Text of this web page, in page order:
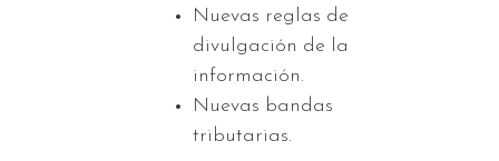
Nuevas reglas de
divulgación de la
información.
Nuevas bandas
tributarias.